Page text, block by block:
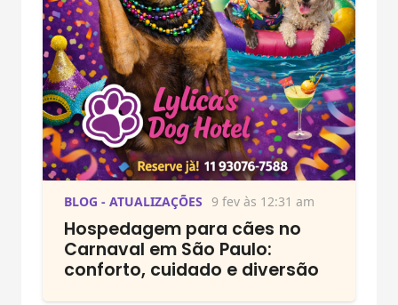
BLOG - ATUALIZAÇÕES 9 fev às 12:31 am
Hospedagem para cães no
Carnaval em São Paulo:
conforto, cuidado e diversão